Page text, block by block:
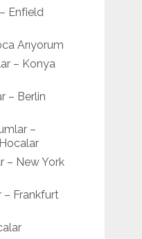
Enfield
Arıyorum
– Konya
– Berlin
–
– New York
– Frankfurt